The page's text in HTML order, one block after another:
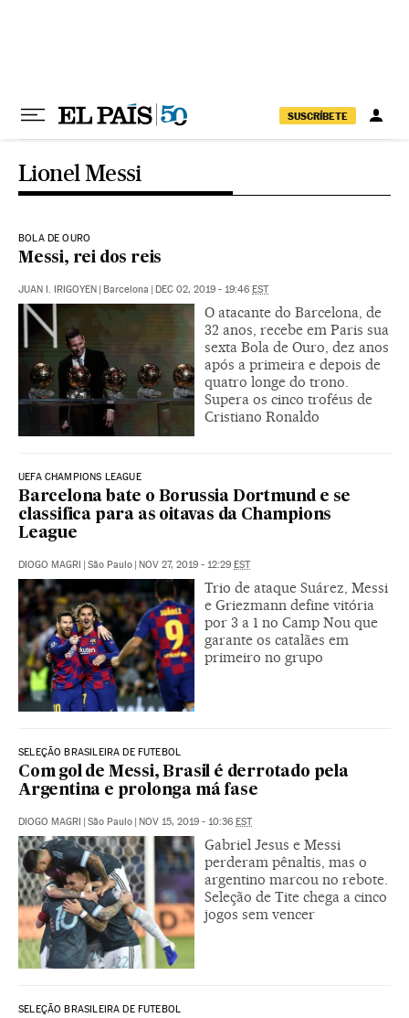
SUSCRÍBETE
Lionel Messi
BOLA DE OURO
Messi, rei dos reis
JUAN I. IRIGOYEN | Barcelona | DEC 02, 2019 - 19:46 EST
O atacante do Barcelona, de
32 anos, recebe em Paris sua
sexta Bola de Ouro, dez anos
após a primeira e depois de
quatro longe do trono.
Supera os cinco troféus de
Cristiano Ronaldo
UEFA CHAMPIONS LEAGUE
Barcelona bate o Borussia Dortmund e se
classifica para as oitavas da Champions
League
DIOGO MAGRI | São Paulo | NOV 27, 2019 - 12:29 EST
Trio de ataque Suárez, Messi
e Griezmann define vitória
por 3 a 1 no Camp Nou que
garante os catalães em
primeiro no grupo
SELEÇÃO BRASILEIRA DE FUTEBOL
Com gol de Messi, Brasil é derrotado pela
Argentina e prolonga má fase
DIOGO MAGRI | São Paulo | NOV 15, 2019 - 10:36 EST
Gabriel Jesus e Messi
perderam pênaltis, mas o
argentino marcou no rebote.
Seleção de Tite chega a cinco
jogos sem vencer
SELEÇÃO BRASILEIRA DE FUTEBOL